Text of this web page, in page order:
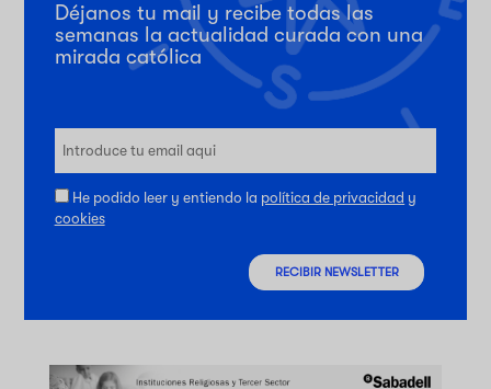
Déjanos tu mail y recibe todas las
semanas la actualidad curada con una
mirada católica
He podido leer y entiendo la política de privacidad y
cookies
RECIBIR NEWSLETTER